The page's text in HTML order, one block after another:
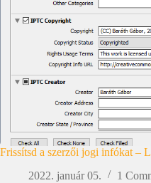
Frissítsd a szerzői jogi infókat –
2022. január 05.
1